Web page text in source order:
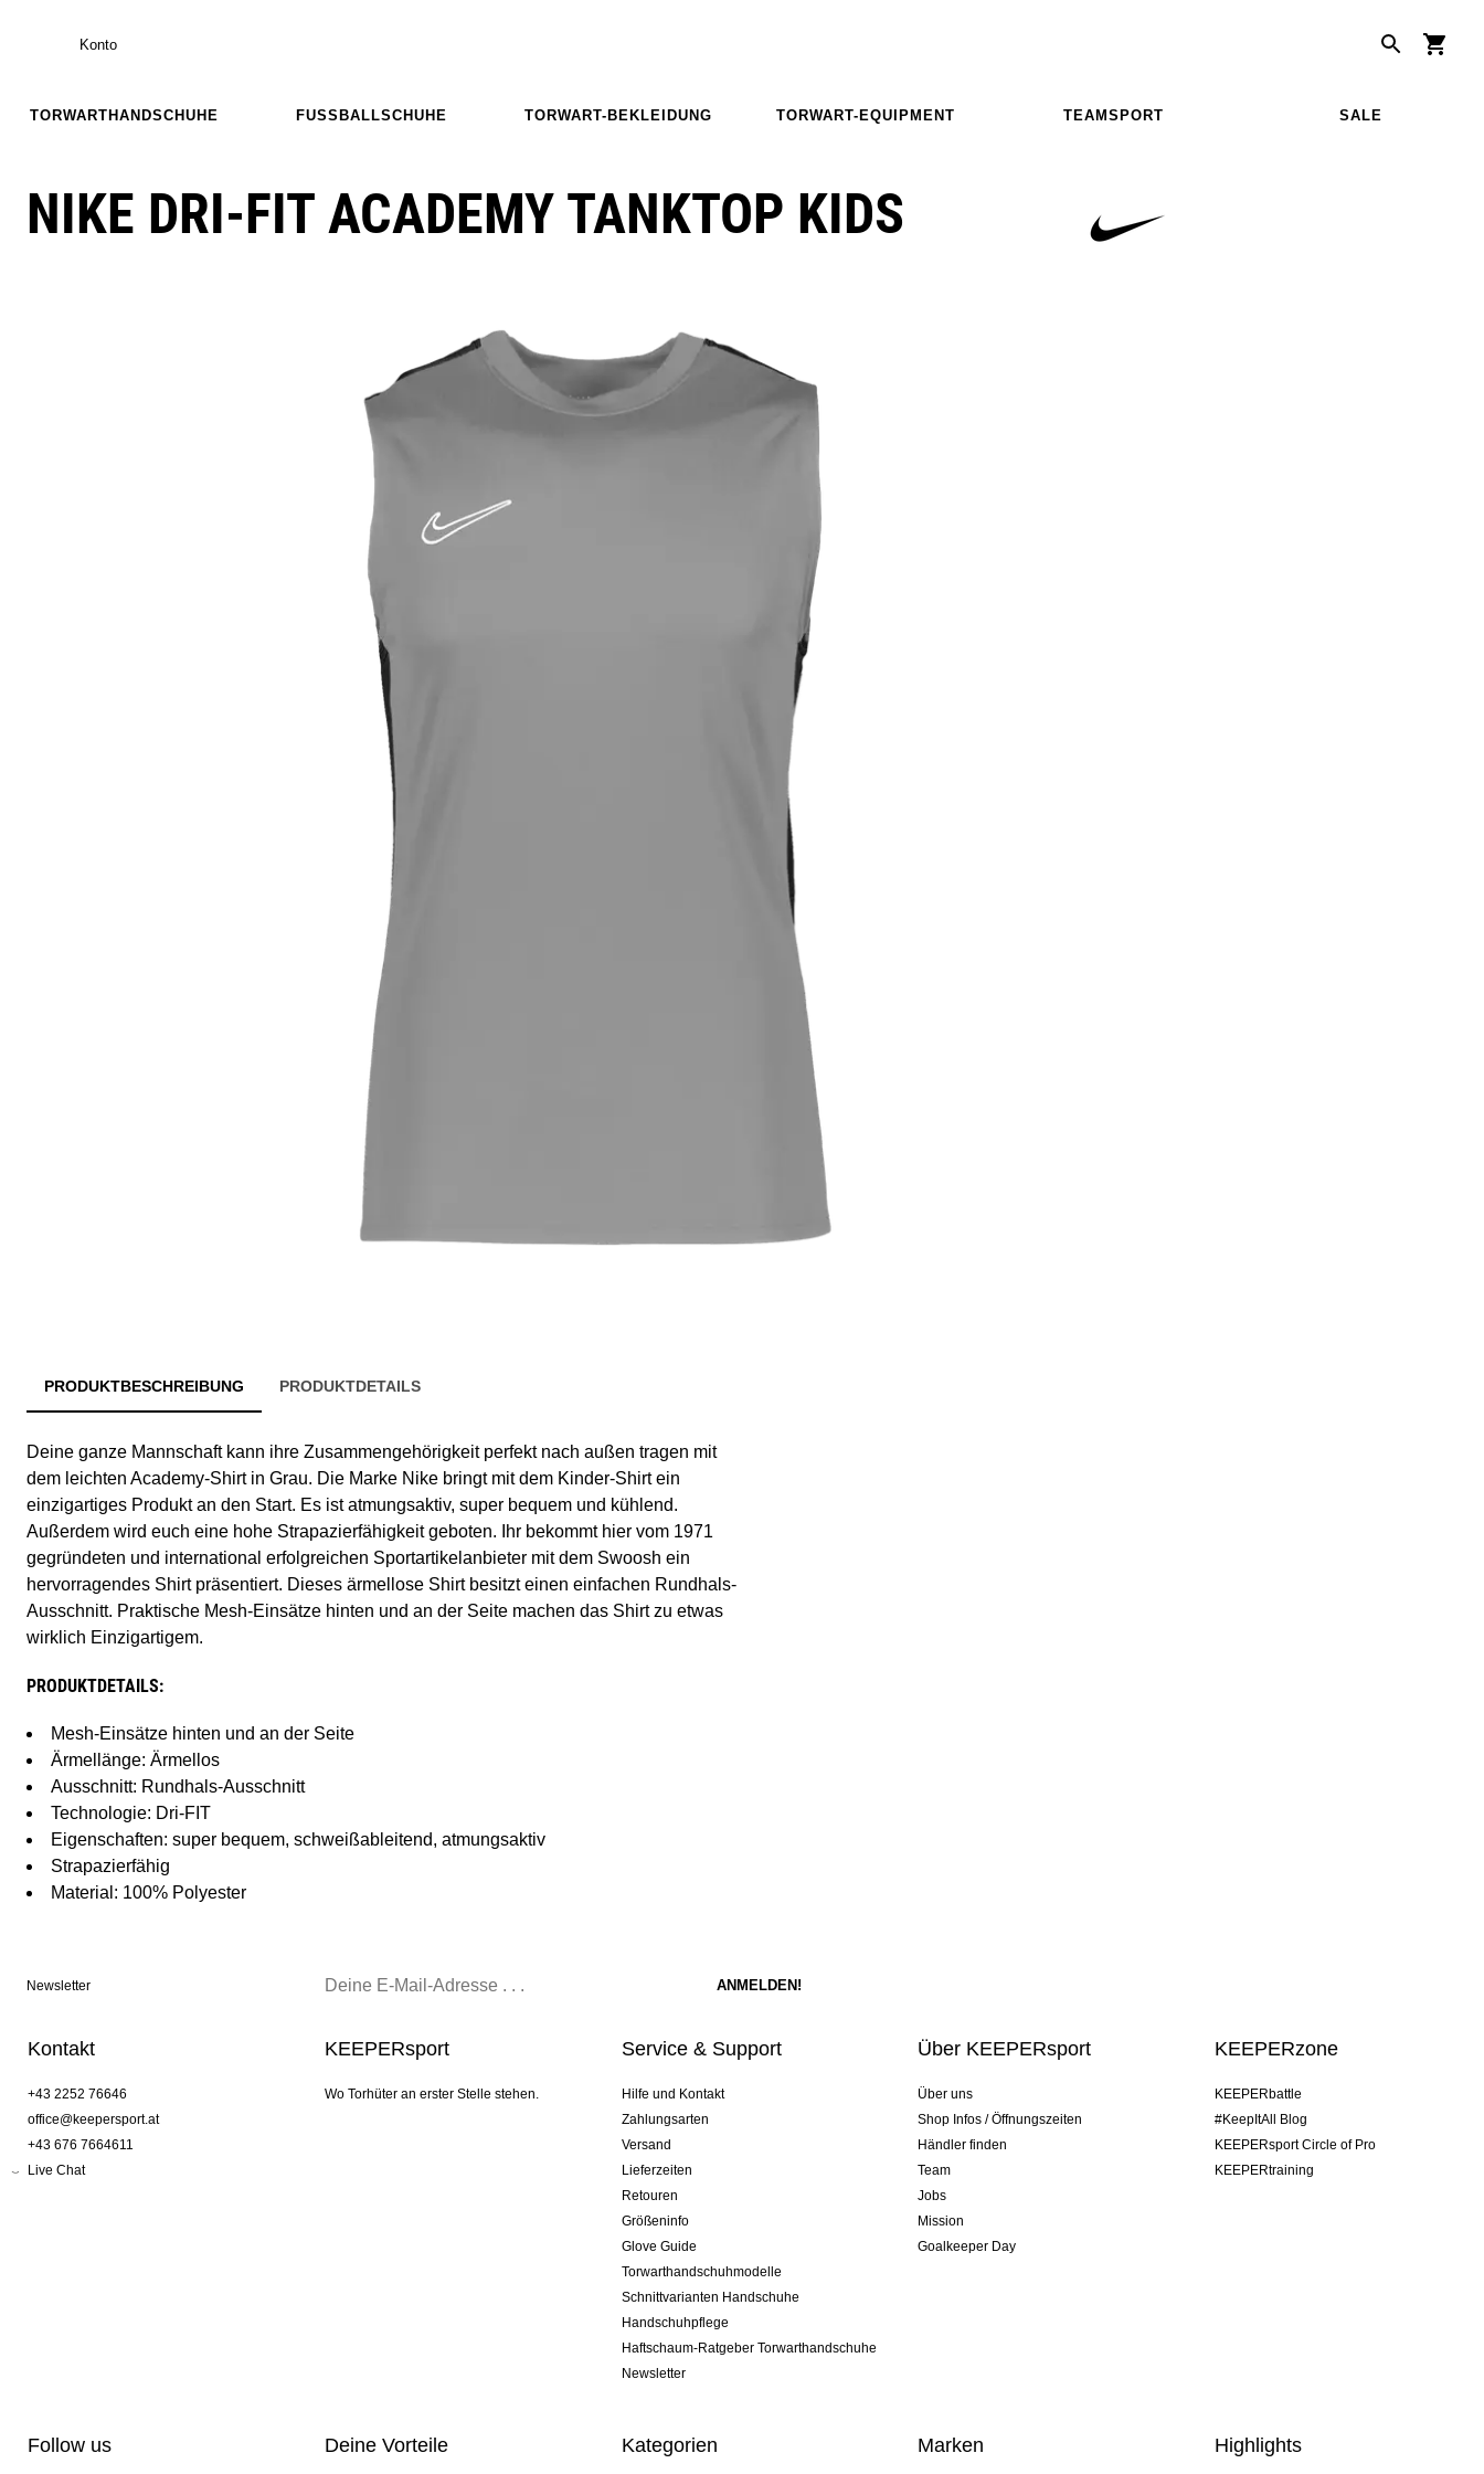
Konto
TORWARTHANDSCHUHE FUSSBALLSCHUHE TORWART-BEKLEIDUNG TORWART-EQUIPMENT TEAMSPORT SALE
NIKE DRI-FIT ACADEMY TANKTOP KIDS
PRODUKTBESCHREIBUNG PRODUKTDETAILS
Deine ganze Mannschaft kann ihre Zusammengehörigkeit perfekt nach außen tragen mit
dem leichten Academy-Shirt in Grau. Die Marke Nike bringt mit dem Kinder-Shirt ein
einzigartiges Produkt an den Start. Es ist atmungsaktiv, super bequem und kühlend.
Außerdem wird euch eine hohe Strapazierfähigkeit geboten. Ihr bekommt hier vom 1971
gegründeten und international erfolgreichen Sportartikelanbieter mit dem Swoosh ein
hervorragendes Shirt präsentiert. Dieses ärmellose Shirt besitzt einen einfachen Rundhals-
Ausschnitt. Praktische Mesh-Einsätze hinten und an der Seite machen das Shirt zu etwas
wirklich Einzigartigem.
PRODUKTDETAILS:
Mesh-Einsätze hinten und an der Seite
Ärmellänge: Ärmellos
Ausschnitt: Rundhals-Ausschnitt
Technologie: Dri-FIT
Eigenschaften: super bequem, schweißableitend, atmungsaktiv
Strapazierfähig
Material: 100% Polyester
Newsletter
Kontakt
+43 2252 76646
office@keepersport.at
+43 676 7664611
Live Chat
KEEPERsport
Wo Torhüter an erster Stelle stehen.
Service & Support
Hilfe und Kontakt
Zahlungsarten
Versand
Lieferzeiten
Retouren
Größeninfo
Glove Guide
Torwarthandschuhmodelle
Schnittvarianten Handschuhe
Handschuhpflege
Haftschaum-Ratgeber Torwarthandschuhe
Newsletter
Über KEEPERsport
Über uns
Shop Infos / Öffnungszeiten
Händler finden
Team
Jobs
Mission
Goalkeeper Day
KEEPERzone
KEEPERbattle
#KeepItAll Blog
KEEPERsport Circle of Pro
KEEPERtraining
Follow us Deine Vorteile Kategorien Marken Highlights